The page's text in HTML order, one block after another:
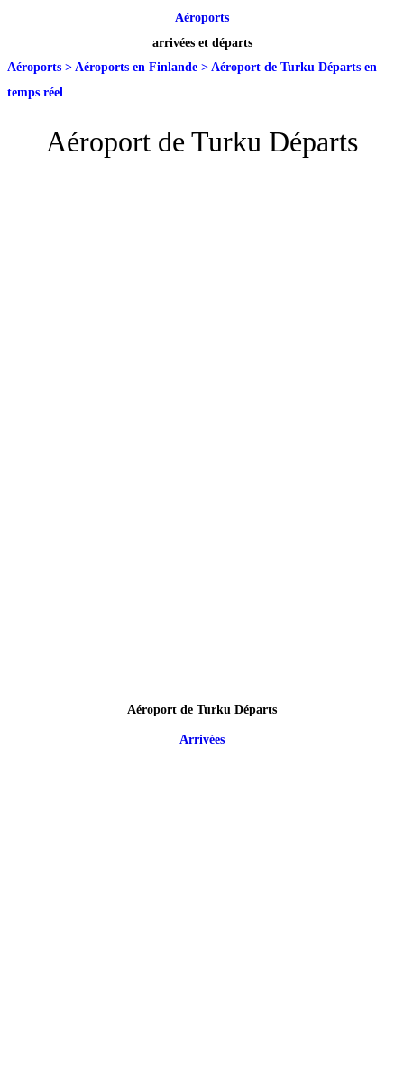
Aéroports
arrivées et départs
Aéroports > Aéroports en Finlande > Aéroport de Turku Départs en
temps réel
Aéroport de Turku Départs
Aéroport de Turku Départs
Arrivées